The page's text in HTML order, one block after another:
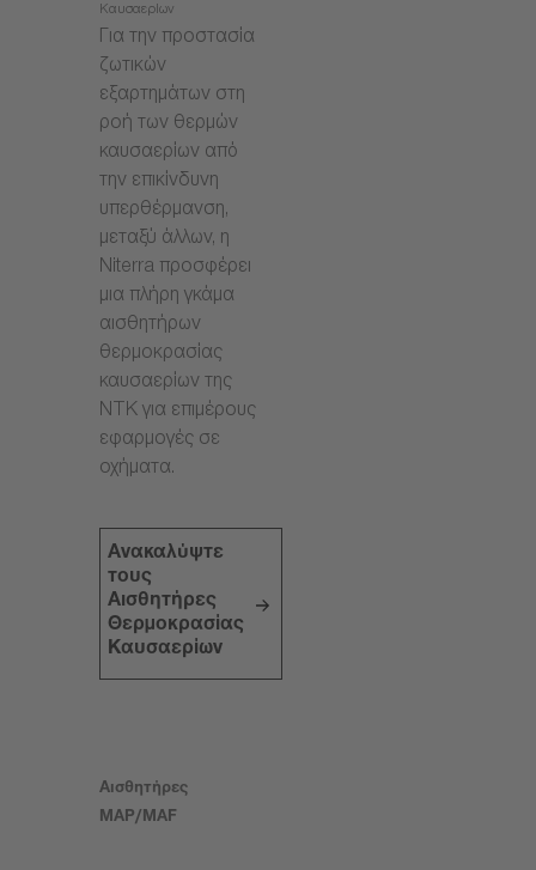
Καυσαερίων
Για την προστασία
ζωτικών
εξαρτημάτων στη
ροή των θερμών
καυσαερίων από
την επικίνδυνη
υπερθέρμανση,
μεταξύ άλλων, η
Niterra προσφέρει
μια πλήρη γκάμα
αισθητήρων
θερμοκρασίας
καυσαερίων της
NTK για επιμέρους
εφαρμογές σε
οχήματα.
Ανακαλύψτε
τους
Αισθητήρες
Θερμοκρασίας
Καυσαερίων
Αισθητήρες
MAP/MAF